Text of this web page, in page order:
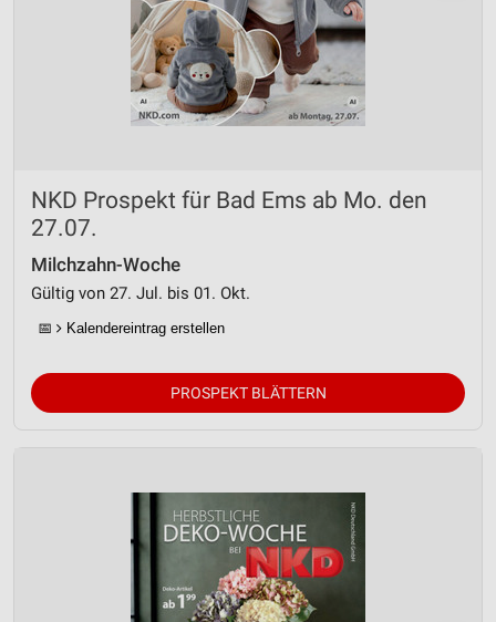
NKD Prospekt für Bad Ems ab Mo. den
27.07.
Milchzahn-Woche
Gültig von 27. Jul. bis 01. Okt.
📅 Kalendereintrag erstellen
PROSPEKT BLÄTTERN